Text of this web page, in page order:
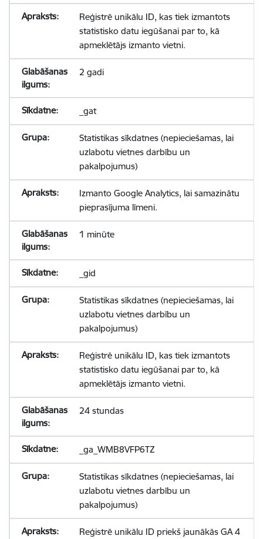
Reģistrē unikālu ID, kas tiek izmantots
statistisko datu iegūšanai par to, kā
apmeklētājs izmanto vietni.
2 gadi
_gat
Statistikas sīkdatnes (nepieciešamas, lai
uzlabotu vietnes darbību un
pakalpojumus)
Izmanto Google Analytics, lai samazinātu
pieprasījuma līmeni.
1 minūte
_gid
Statistikas sīkdatnes (nepieciešamas, lai
uzlabotu vietnes darbību un
pakalpojumus)
Reģistrē unikālu ID, kas tiek izmantots
statistisko datu iegūšanai par to, kā
apmeklētājs izmanto vietni.
24 stundas
_ga_WMB8VFP6TZ
Statistikas sīkdatnes (nepieciešamas, lai
uzlabotu vietnes darbību un
pakalpojumus)
Reģistrē unikālu ID priekš jaunākās GA 4